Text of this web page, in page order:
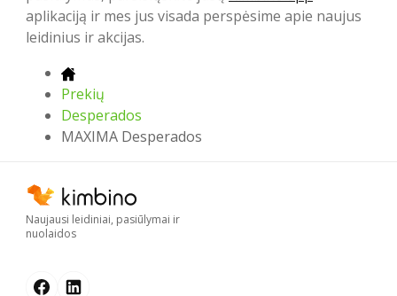
aplikaciją ir mes jus visada perspėsime apie naujus
leidinius ir akcijas.
Prekių
Desperados
MAXIMA Desperados
Naujausi leidiniai, pasiūlymai ir
nuolaidos